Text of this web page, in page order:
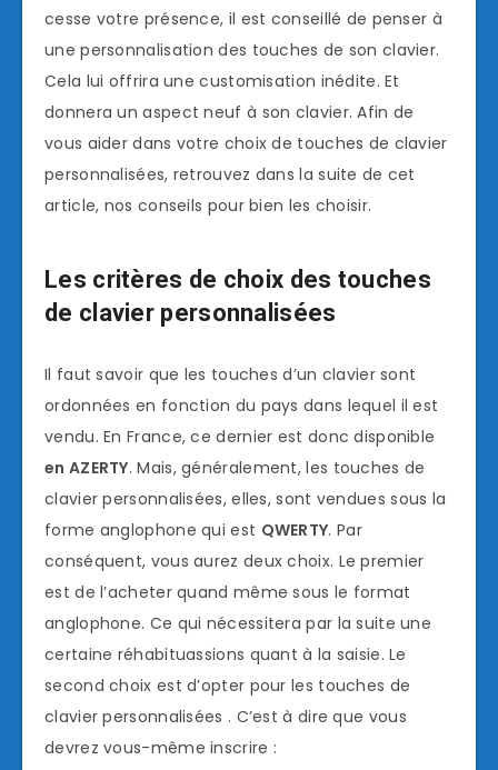
cesse votre présence, il est conseillé de penser à
une personnalisation des touches de son clavier.
Cela lui offrira une customisation inédite. Et
donnera un aspect neuf à son clavier. Afin de
vous aider dans votre choix de touches de clavier
personnalisées, retrouvez dans la suite de cet
article, nos conseils pour bien les choisir.
Les critères de choix des touches
de clavier personnalisées
Il faut savoir que les touches d’un clavier sont
ordonnées en fonction du pays dans lequel il est
vendu. En France, ce dernier est donc disponible
en AZERTY. Mais, généralement, les touches de
clavier personnalisées, elles, sont vendues sous la
forme anglophone qui est QWERTY. Par
conséquent, vous aurez deux choix. Le premier
est de l’acheter quand même sous le format
anglophone. Ce qui nécessitera par la suite une
certaine réhabituassions quant à la saisie. Le
second choix est d’opter pour les touches de
clavier personnalisées . C’est à dire que vous
devrez vous-même inscrire :